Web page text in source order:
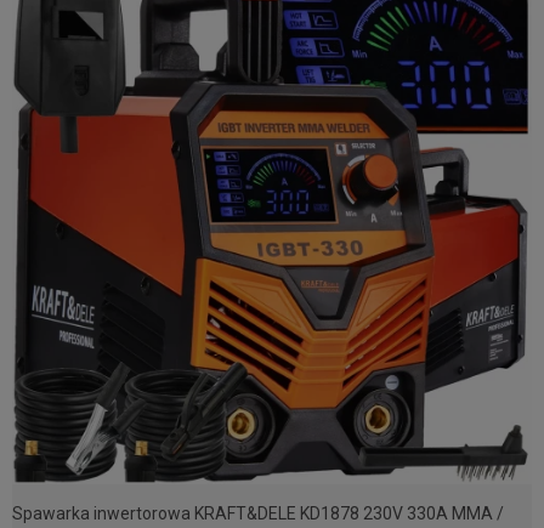
Spawarka inwertorowa KRAFT&DELE KD1878 230V 330A MMA /